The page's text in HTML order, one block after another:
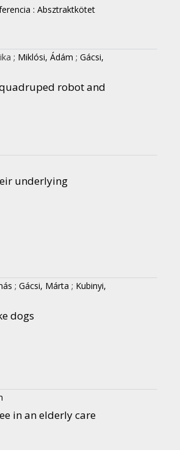
: Absztraktkötet
; Miklósi, Ádám ; Gácsi,
robot and
underlying
; Gácsi, Márta ; Kubinyi,
dogs
in an elderly care